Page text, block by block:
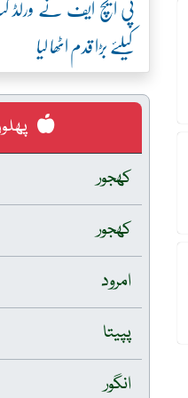
کیلئے بڑا قدم اٹھا لیا
کھجور
کھجور
امرود
پپیتا
انگور